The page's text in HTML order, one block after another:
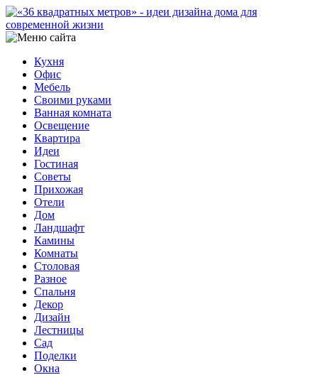
Кухня
Офис
Мебель
Своими руками
Ванная комната
Освещение
Квартира
Идеи
Гостиная
Советы
Прихожая
Отели
Дом
Ландшафт
Камины
Комнаты
Столовая
Разное
Спальня
Декор
Дизайн
Лестницы
Сад
Поделки
Окна